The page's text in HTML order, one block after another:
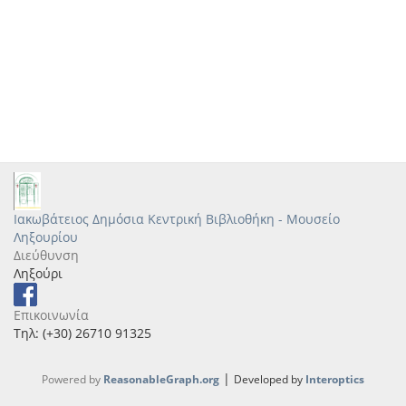
Ιακωβάτειος Δημόσια Κεντρική Βιβλιοθήκη - Μουσείο
Ληξουρίου
Διεύθυνση
Ληξούρι
Επικοινωνία
Τηλ: (+30) 26710 91325
Powered by ReasonableGraph.org | Developed by Interoptics